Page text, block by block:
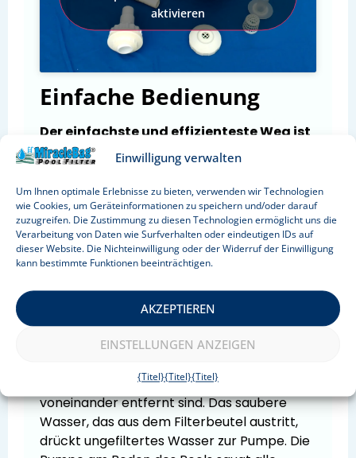
Einwilligung verwalten
Um Ihnen optimale Erlebnisse zu bieten, verwenden wir Technologien
wie Cookies, um Geräteinformationen zu speichern und/oder darauf
zuzugreifen. Die Zustimmung zu diesen Technologien ermöglicht uns die
Verarbeitung von Daten wie Surfverhalten oder eindeutigen IDs auf
dieser Website. Die Nichteinwilligung oder der Widerruf der Einwilligung
kann bestimmte Funktionen beeinträchtigen.
AKZEPTIEREN
EINSTELLUNGEN ANZEIGEN
{Titel}{Titel}{Titel}
aktivieren
Einfache Bedienung
Der einfachste und effizienteste Weg ist
die Verwendung mit einer Tauchpumpe.
wie einen Strudel und stellen Sie die
Tauchpumpe in die Mitte, auf den Boden des
Pools. Befestigen Sie den Filterbeutel am
Rand des Pools. Alle Sedimente werden
gelangen. Kein Staubsaugen ist erforderlich.
Eine andere Methode:Verbinden Sie den
Filterbeutel mit einem langen Schlauch, um
der Filterbeutel so weit wie möglich
voneinander entfernt sind. Das saubere
Wasser, das aus dem Filterbeutel austritt,
drückt ungefiltertes Wasser zur Pumpe. Die